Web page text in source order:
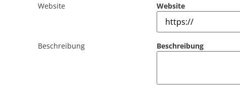
Website Website
Beschreibung Beschreibung